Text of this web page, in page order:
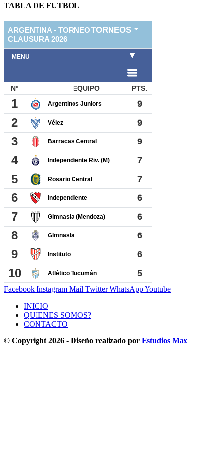
TABLA DE FUTBOL
Facebook Instagram Mail Twitter WhatsAppYoutube
INICIO
QUIENES SOMOS?
CONTACTO
© Copyright 2026 - Diseño realizado por Estudios Max